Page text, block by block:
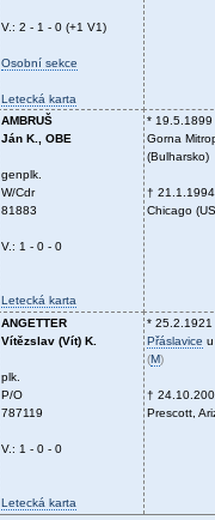
V.: 2 - 1 - 0 (+1 V1)
Osobní sekce
Letecká karta
AMBRUŠ
Ján K., OBE
genplk.
W/Cdr
81883
V.: 1 - 0 - 0
Letecká karta
* 19.5.1899
Gorna
(Bulharsko)
† 21.1.1994
Chicago
ANGETTER
Vítězslav (Vít) K.
plk.
P/O
787119
V.: 1 - 0 - 0
Letecká karta
* 25.2.1921
Přáslavice
(M)
†
Prescott,